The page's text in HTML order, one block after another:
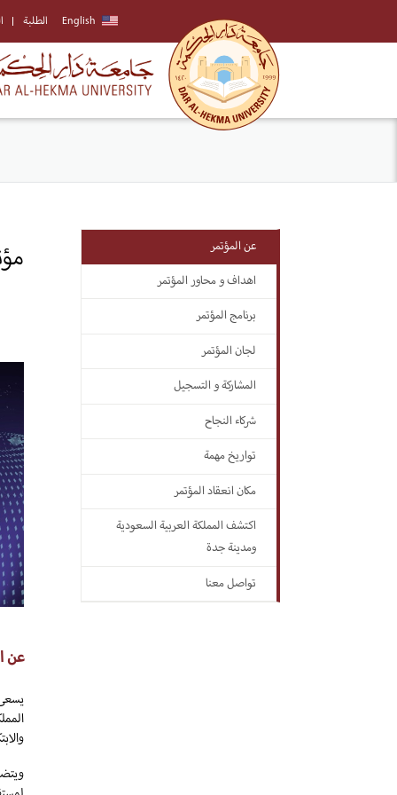
English الطلبة
عن المؤتمر
اهداف و محاور المؤتمر
برنامج المؤتمر
لجان المؤتمر
المشاركة و التسجيل
شركاء النجاح
تواريخ مهمة
مكان انعقاد المؤتمر
اكتشف المملكة العربية السعودية
ومدينة جدة
تواصل معنا
عن